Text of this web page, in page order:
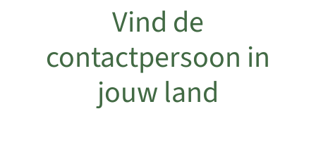
Vind de
contactpersoon in
jouw land